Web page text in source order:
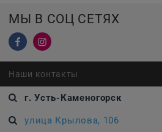
МЫ В СОЦ СЕТЯХ
Наши контакты
г. Усть-Каменогорск
улица Крылова, 106